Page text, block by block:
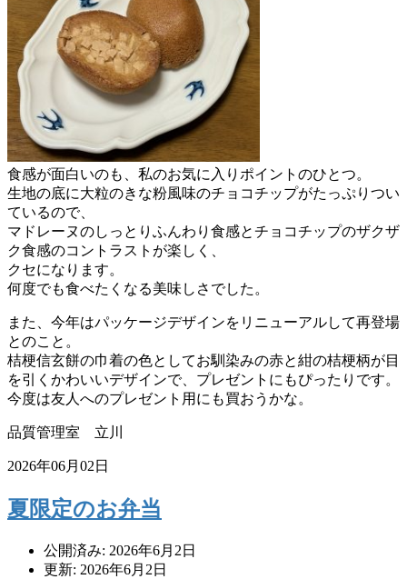
食感が面白いのも、私のお気に入りポイントのひとつ。
生地の底に大粒のきな粉風味のチョコチップがたっぷりつい
ているので、
マドレーヌのしっとりふんわり食感とチョコチップのザクザ
ク食感のコントラストが楽しく、
クセになります。
何度でも食べたくなる美味しさでした。
また、今年はパッケージデザインをリニューアルして再登場
とのこと。
桔梗信玄餅の巾着の色としてお馴染みの赤と紺の桔梗柄が目
を引くかわいいデザインで、プレゼントにもぴったりです。
今度は友人へのプレゼント用にも買おうかな。
品質管理室 立川
2026年06月02日
夏限定のお弁当
公開済み: 2026年6月2日
更新: 2026年6月2日